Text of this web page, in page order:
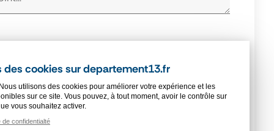
des cookies sur departement13.fr
utilisons des cookies pour améliorer votre expérience et les
sur ce site. Vous pouvez, à tout moment, avoir le contrôle sur
vous souhaitez activer.
de confidentialté